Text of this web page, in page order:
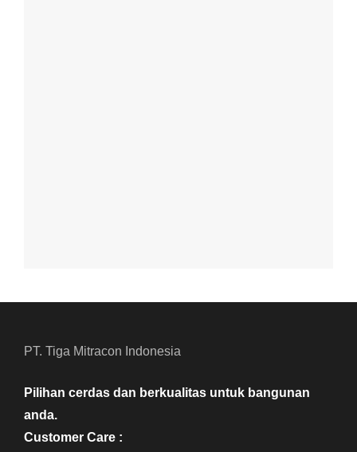
PT. Tiga Mitracon Indonesia
Pilihan cerdas dan berkualitas untuk bangunan
anda.
Customer Care :